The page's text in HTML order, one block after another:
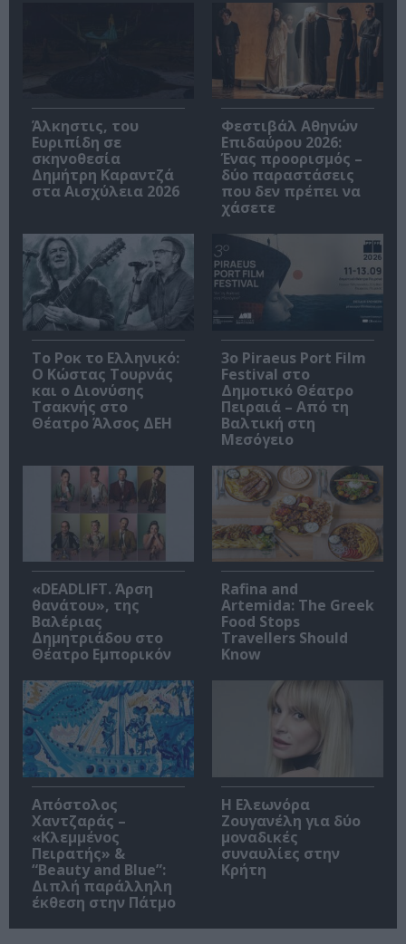
Άλκηστις, του
Ευριπίδη σε
σκηνοθεσία
Δημήτρη Καραντζά
στα Αισχύλεια 2026
Φεστιβάλ Αθηνών
Επιδαύρου 2026:
Ένας προορισμός –
δύο παραστάσεις
που δεν πρέπει να
χάσετε
Το Ροκ το Ελληνικό:
Ο Κώστας Τουρνάς
και ο Διονύσης
Τσακνής στο
Θέατρο Άλσος ΔΕΗ
3o Piraeus Port Film
Festival στο
Δημοτικό Θέατρο
Πειραιά – Από τη
Βαλτική στη
Μεσόγειο
«DEADLIFT. Άρση
θανάτου», της
Βαλέριας
Δημητριάδου στο
Θέατρο Εμπορικόν
Rafina and
Artemida: The Greek
Food Stops
Travellers Should
Know
Απόστολος
Χαντζαράς –
«Κλεμμένος
Πειρατής» &
“Beauty and Blue”:
Διπλή παράλληλη
έκθεση στην Πάτμο
Η Ελεωνόρα
Ζουγανέλη για δύο
μοναδικές
συναυλίες στην
Κρήτη